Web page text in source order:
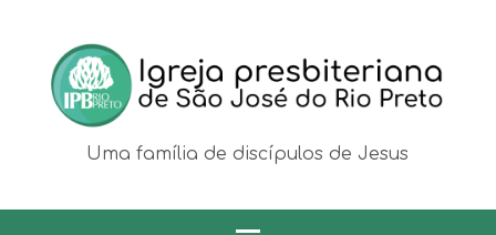
Uma família de discípulos de Jesus